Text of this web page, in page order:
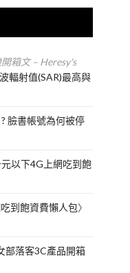
箱文 – Heresy's
輻射值(SAR)最高與
臉書帳號為何被停
以下4G上網吃到飽
到飽資費懶人包〉
部落客3C產品開箱